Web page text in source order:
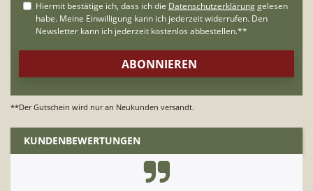
**Der Gutschein wird nur an Neukunden versandt.
KUNDENBEWERTUNGEN